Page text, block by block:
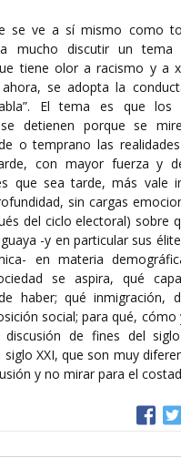
se ve a sí mismo como
mucho discutir un
tiene olor a racismo y a
se adopta la
El tema es que los
detienen porque se
o temprano las
con mayor fuerza y
que sea tarde, más vale
sin cargas
del ciclo electoral) sobre
-y en particular sus
en materia
se aspira, qué
haber; qué inmigración,
social; para qué, cómo
de fines del
XXI, que son muy
y no mirar para el